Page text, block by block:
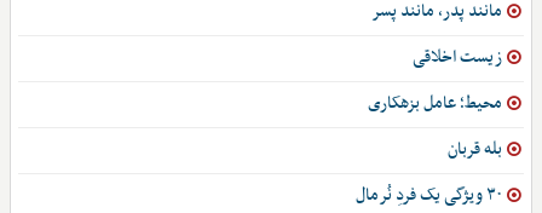
مانند پدر، مانند پسر
زیست اخلاقی
محیط؛ عامل بزهکاری
بله قربان
۳۰ ویژگی یک فردِ نُرمال